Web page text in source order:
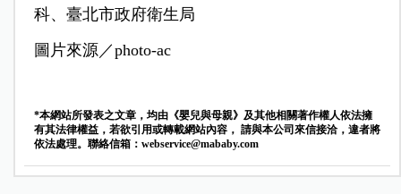
科、臺北市政府衛生局
圖片來源／photo-ac
*本網站所發表之文章，均由《嬰兒與母親》及其他相關著作權人依法擁
有其法律權益，若欲引用或轉載網站內容， 請與本公司來信接洽，違者將
依法處理。聯絡信箱： webservice@mababy.com